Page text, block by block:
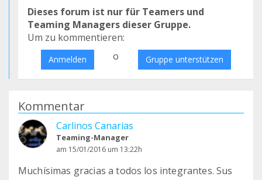
Dieses forum ist nur für Teamers und
Teaming Managers dieser Gruppe.
Um zu kommentieren:
Anmelden o Gruppe unterstützen
Kommentar
Carlinos Canarias
Teaming-Manager
am 15/01/2016 um 13:22h
Muchísimas gracias a todos los integrantes. Sus